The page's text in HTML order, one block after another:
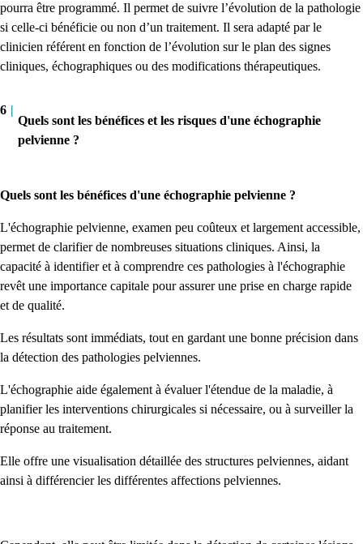
pourra être programmé. Il permet de suivre l’évolution de la pathologie
si celle-ci bénéficie ou non d’un traitement. Il sera adapté par le
clinicien référent en fonction de l’évolution sur le plan des signes
cliniques, échographiques ou des modifications thérapeutiques.
6 |
Quels sont les bénéfices et les risques d'une échographie
pelvienne ?
Quels sont les bénéfices d'une échographie pelvienne ?
L'échographie pelvienne, examen peu coûteux et largement accessible,
permet de clarifier de nombreuses situations cliniques. Ainsi, la
capacité à identifier et à comprendre ces pathologies à l'échographie
revêt une importance capitale pour assurer une prise en charge rapide
et de qualité.
Les résultats sont immédiats, tout en gardant une bonne précision dans
la détection des pathologies pelviennes.
L'échographie aide également à évaluer l'étendue de la maladie, à
planifier les interventions chirurgicales si nécessaire, ou à surveiller la
réponse au traitement.
Elle offre une visualisation détaillée des structures pelviennes, aidant
ainsi à différencier les différentes affections pelviennes.